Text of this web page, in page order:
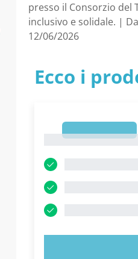
presso il Consorzio del
inclusivo e solidale. |
12/06/2026
Ecco i